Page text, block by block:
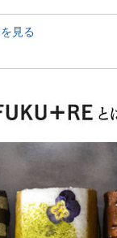
見る